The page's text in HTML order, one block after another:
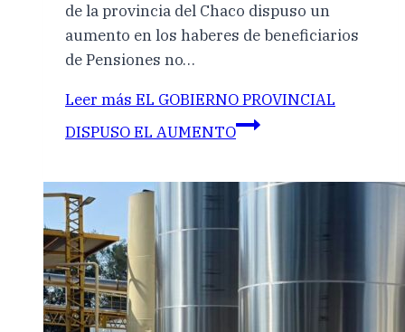
de la provincia del Chaco dispuso un
aumento en los haberes de beneficiarios
de Pensiones no…
Leer más EL GOBIERNO PROVINCIAL
DISPUSO EL AUMENTO